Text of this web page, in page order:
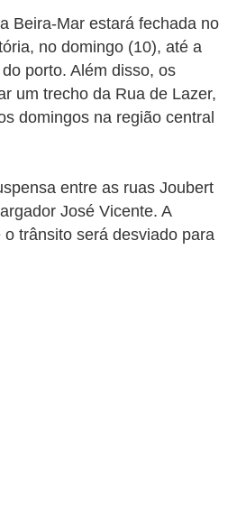
Beira-Mar estará fechada no
no domingo (10), até a
porto. Além disso, os
um trecho da Rua de Lazer,
domingos na região central
entre as ruas Joubert
José Vicente. A
trânsito será desviado para